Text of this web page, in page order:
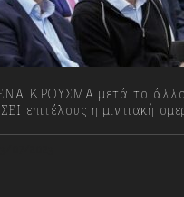
ΚΡΟΥΣΜΑ μετά το
επιτέλους η μιντιακή